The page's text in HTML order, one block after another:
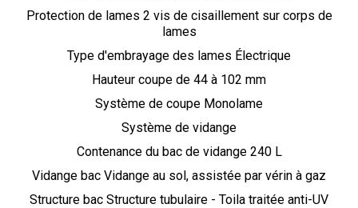
Protection de lames 2 vis de cisaillement sur corps de
lames
Type d'embrayage des lames Électrique
Hauteur coupe de 44 à 102 mm
Système de coupe Monolame
Système de vidange
Contenance du bac de vidange 240 L
Vidange bac Vidange au sol, assistée par vérin à gaz
Structure bac Structure tubulaire - Toila traitée anti-UV